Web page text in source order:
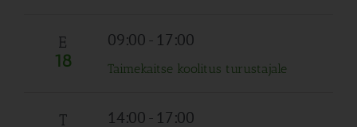
E
18
09:00- 17:00
Taimekaitse koolitus turustajale
T 14:00- 17:00